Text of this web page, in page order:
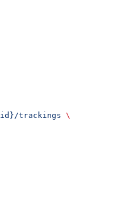
trackings \